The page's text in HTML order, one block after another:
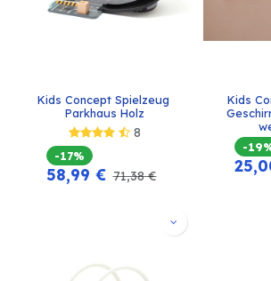
Kids Concept Spielzeug
Parkhaus Holz
8
-17%
58,99 € 71,38€
Kids
-